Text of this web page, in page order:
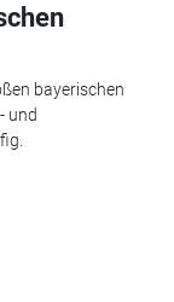
bayerischen
und